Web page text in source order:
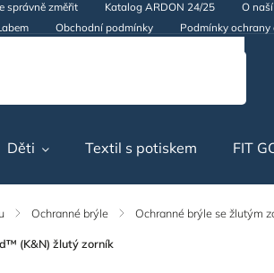
správně změřit Katalog ARDON 24/25 O
Obchodní podmínky Podmínky
Děti Textil s potiskem FIT
/ Ochranné brýle / Ochranné brýle se žlutým
(K&N) žlutý zorník